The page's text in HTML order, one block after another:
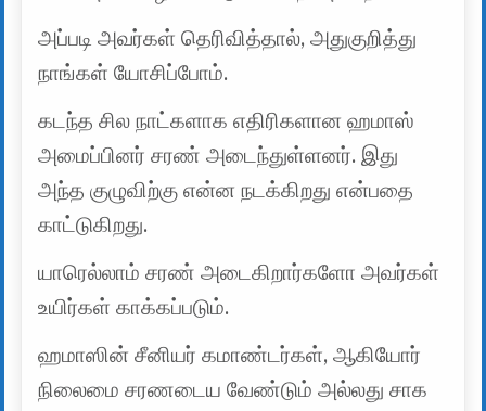
அப்படி அவர்கள் தெரிவித்தால், அதுகுறித்து
நாங்கள் யோசிப்போம்.
கடந்த சில நாட்களாக எதிரிகளான ஹமாஸ்
அமைப்பினர் சரண் அடைந்துள்ளனர். இது
அந்த குழுவிற்கு என்ன நடக்கிறது என்பதை
காட்டுகிறது.
யாரெல்லாம் சரண் அடைகிறார்களோ அவர்கள்
உயிர்கள் காக்கப்படும்.
ஹமாஸின் சீனியர் கமாண்டர்கள், ஆகியோர்
நிலைமை சரணடைய வேண்டும் அல்லது சாக